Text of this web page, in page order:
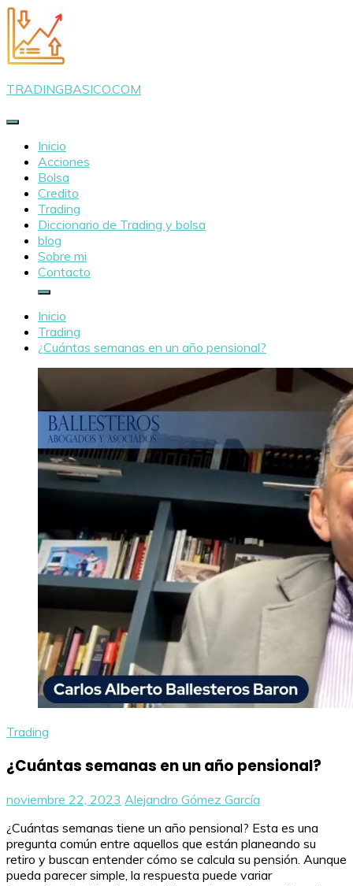
Saltar
al
contenido
TRADINGBASICO.COM
Inicio
Acciones
Bolsa
Credito
Trading
Diccionario de Trading y bolsa
blog
Sobre mi
Contacto
Inicio
Trading
¿Cuántas semanas en un año pensional?
Trading
¿Cuántas semanas en un año pensional?
noviembre 22, 2023 Alejandro Gómez García
¿Cuántas semanas tiene un año pensional? Esta es una
pregunta común entre aquellos que están planeando su
retiro y buscan entender cómo se calcula su pensión. Aunque
pueda parecer simple, la respuesta puede variar